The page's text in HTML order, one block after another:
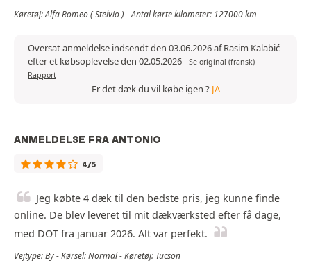
Køretøj: Alfa Romeo ( Stelvio ) - Antal kørte kilometer: 127000 km
Oversat anmeldelse indsendt den 03.06.2026 af Rasim Kalabić
efter et købsoplevelse den 02.05.2026- Se original (fransk)
Rapport
Er det dæk du vil købe igen ? JA
ANMELDELSE FRA ANTONIO
4/5
Jeg købte 4 dæk til den bedste pris, jeg kunne finde
online. De blev leveret til mit dækværksted efter få dage,
med DOT fra januar 2026. Alt var perfekt.
Vejtype: By - Kørsel: Normal - Køretøj: Tucson